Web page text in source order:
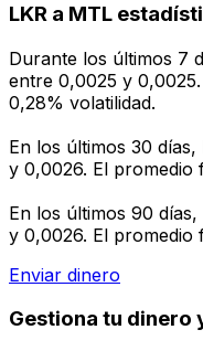
LKR a MTL
Durante los últimos 7
entre 0,0025 y
0,28% volatilidad.
En los últimos 30
y 0,0026. El promedio
En los últimos 90
y 0,0026. El promedio
Enviar dinero
Gestiona tu dinero